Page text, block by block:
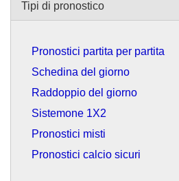
Tipi di pronostico
Pronostici partita per partita
Schedina del giorno
Raddoppio del giorno
Sistemone 1X2
Pronostici misti
Pronostici calcio sicuri